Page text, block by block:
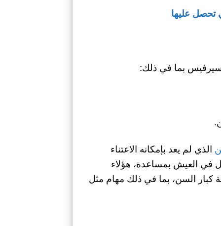
تحصل عليها
بما في ذلك:
الذي لم يعد بإمكانه الاعتناء
في العيش بمساعدة، هؤلاء
كبار السن، بما في ذلك مهام مثل